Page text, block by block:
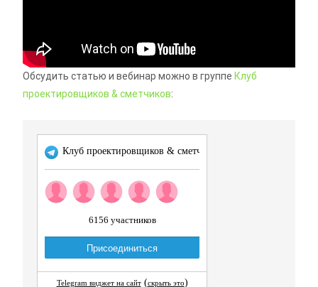
Обсудить статью и вебинар можно в группе Клуб
проектировщиков & сметчиков: